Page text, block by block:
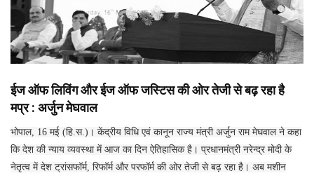
ईज ऑफ लिविंग और ईज ऑफ जस्टिस की ओर तेजी से बढ़ रहा है
मप्र : अर्जुन मेघवाल
भोपाल, 16 मई (हि.स.)। केंद्रीय विधि एवं कानून राज्य मंत्री अर्जुन राम मेघवाल ने कहा
कि देश की न्याय व्यवस्था में आज का दिन ऐतिहासिक है। प्रधानमंत्री नरेन्द्र मोदी के
नेतृत्व में देश ट्रांसफॉर्म, रिफॉर्म और परफॉर्म की ओर तेजी से बढ़ रहा है। अब मशीन